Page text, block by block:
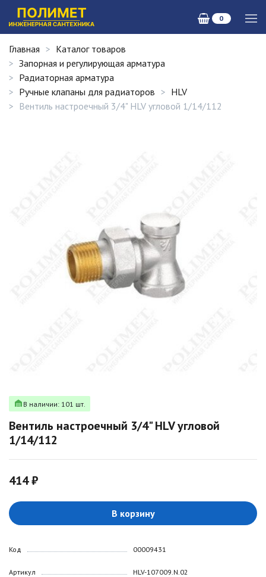
0
Главная
Каталог товаров
Запорная и регулирующая арматура
Радиаторная арматура
Ручные клапаны для радиаторов
HLV
Вентиль настроечный 3/4" HLV угловой 1/14/112
В наличии: 101 шт.
Вентиль настроечный 3/4" HLV угловой
1/14/112
414 ₽
В корзину
Код
Артикул
00009431
HLV-107009.N.02